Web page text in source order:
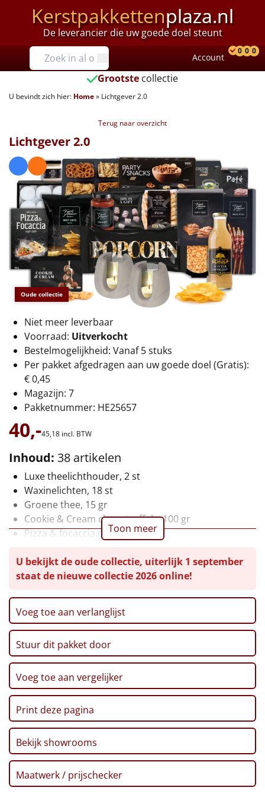
Kerstpakkettenplaza.nl
De leverancier die uw goede doel steunt
Prijzen
Tot €25
€25 tot €35
€40 tot €45
€45 tot €50
€50 tot €55
€55 tot €75
€75 tot €100
€100 en hoger
Alle kerstpakketten 2026
Thema
Origineel
Rituals
Luxe
Mannen
Vrouwen
Duurzaam
Goedkope
Uniek
Alle thema's
Artikel
Hitster NIEUW
Pizzarette
Tas
Wake up light
NIEUW
Account
0 0 0
Grootste collectie
U bevindt zich hier: Home» Lichtgever 2.0
Terug naar overzicht
Oude collectie
Lichtgever 2.0
Niet meer leverbaar
Voorraad: Uitverkocht
Bestelmogelijkheid: Vanaf 5 stuks
Per pakket afgedragen aan uw goede doel (Gratis):
€ 0,45
Magazijn: 7
Pakketnummer: HE25657
40,-45,18 incl. BTW
Inhoud: 38 artikelen
Luxe theelichthouder, 2 st
Waxinelichten, 18 st
Groene thee, 15 gr
Cookie & Cream chocotruffels, 100 gr
Pizza & focaccia mix, 500 gr
Grissini broodstengels, 125 gr
Ribbelchips, 90 gr
Paté, 70 gr
Toast, 100 gr
Picos, 150 gr
Aïoli, 90 gr
Pindamix, 100 gr
Appelsap, 0,75 ltr
Mallowmix, 25 gr
Voucher ponycity
Voucher fletcher hotel
Verpakt in feestelijke kerstdoos
Toon meer
U bekijkt de oude collectie, uiterlijk 1 september
staat de nieuwe collectie 2026 online!
Voeg toe aan verlanglijst
Stuur dit pakket door
Voeg toe aan vergelijker
Print deze pagina
Bekijk showrooms
Maatwerk / prijschecker